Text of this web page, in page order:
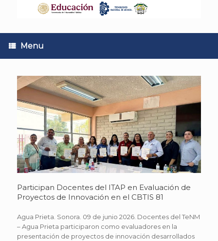
Menu
Participan Docentes del ITAP en Evaluación de
Proyectos de Innovación en el CBTIS 81
Agua Prieta. Sonora. 09 de junio 2026. Docentes del TeNM
– Agua Prieta participaron como evaluadores en la
presentación de proyectos de innovación desarrollados